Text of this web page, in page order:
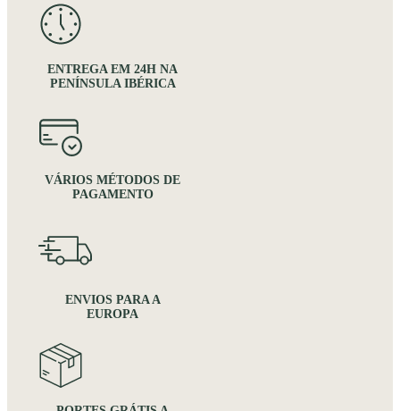
ENTREGA EM 24H NA
PENÍNSULA IBÉRICA
VÁRIOS MÉTODOS DE
PAGAMENTO
ENVIOS PARA A
EUROPA